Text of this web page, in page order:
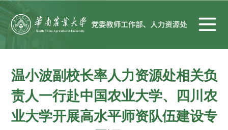
温小波副校长率人力资源处相关负
责人一行赴中国农业大学、四川农
业大学开展高水平师资队伍建设专